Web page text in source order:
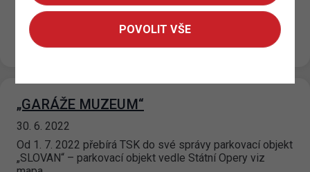
14. 7. 2022
Od 12. 07. 2022 je na P+R parkovištích Zličín 1; Zličín 2;
Černý Most 2 a Rajská Zahrada zaveden nový…
„GARÁŽE MUZEUM“
30. 6. 2022
Od 1. 7. 2022 přebírá TSK do své správy parkovací objekt
„SLOVAN“ – parkovací objekt vedle Státní Opery viz
POVOLIT VŠE